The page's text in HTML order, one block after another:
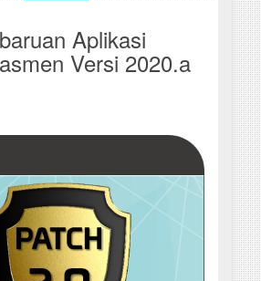
Aplikasi
Versi 2020.a